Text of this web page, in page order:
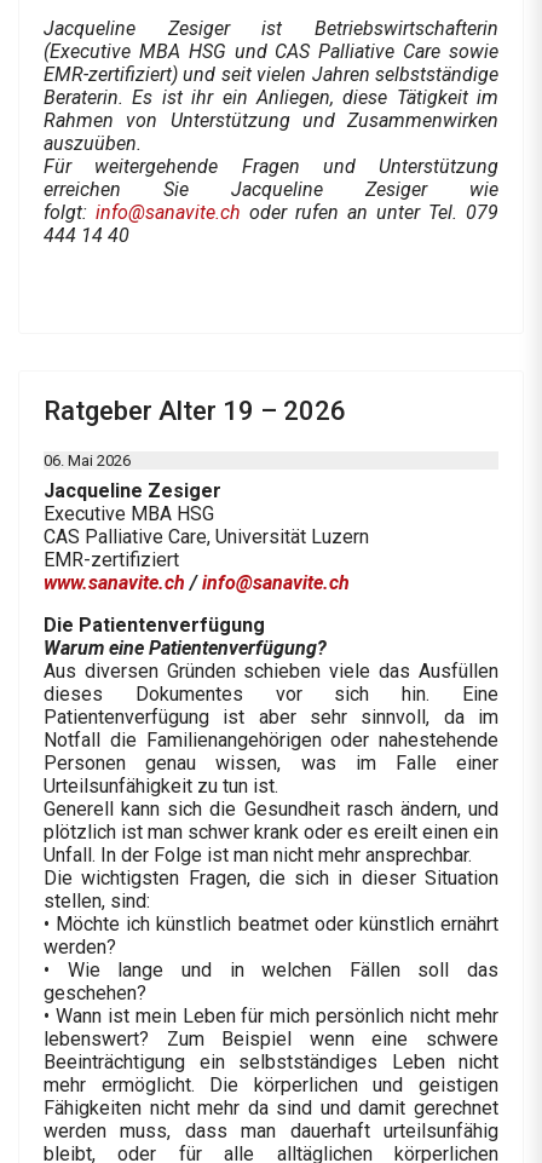
Jacqueline Zesiger ist Betriebswirtschafterin
(Executive MBA HSG und CAS Palliative Care sowie
EMR-zertifiziert) und seit vielen Jahren selbstständige
Beraterin. Es ist ihr ein Anliegen, diese Tätigkeit im
Rahmen von Unterstützung und Zusammenwirken
auszuüben.
Für weitergehende Fragen und Unterstützung
erreichen Sie Jacqueline Zesiger wie
folgt: info@sanavite.ch oder rufen an unter Tel. 079
444 14 40
Ratgeber Alter 19 – 2026
06. Mai 2026
Jacqueline Zesiger
Executive MBA HSG
CAS Palliative Care, Universität Luzern
EMR-zertifiziert
www.sanavite.ch /info@sanavite.ch
Die Patientenverfügung
Warum eine Patientenverfügung?
Aus diversen Gründen schieben viele das Ausfüllen
dieses Dokumentes vor sich hin. Eine
Patientenverfügung ist aber sehr sinnvoll, da im
Notfall die Familienangehörigen oder nahestehende
Personen genau wissen, was im Falle einer
Urteilsunfähigkeit zu tun ist.
Generell kann sich die Gesundheit rasch ändern, und
plötzlich ist man schwer krank oder es ereilt einen ein
Unfall. In der Folge ist man nicht mehr ansprechbar.
Die wichtigsten Fragen, die sich in dieser Situation
stellen, sind:
• Möchte ich künstlich beatmet oder künstlich ernährt
werden?
• Wie lange und in welchen Fällen soll das
geschehen?
• Wann ist mein Leben für mich persönlich nicht mehr
lebenswert? Zum Beispiel wenn eine schwere
Beeinträchtigung ein selbstständiges Leben nicht
mehr ermöglicht. Die körperlichen und geistigen
Fähigkeiten nicht mehr da sind und damit gerechnet
werden muss, dass man dauerhaft urteilsunfähig
bleibt, oder für alle alltäglichen körperlichen